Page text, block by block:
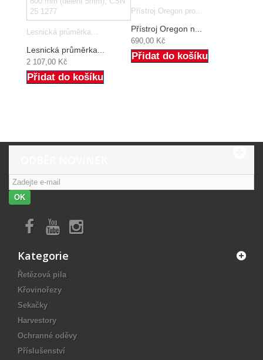
Lesnická průměrka...
Lesnická průměrka...
2 107,00 Kč
Přidat do košíku
Přístroj Oregon pro...
Přístroj Oregon n...
690,00 Kč
Přidat do košíku
OK
Kategorie
Řetězová pila
Křovinořezy
Sekačky
Harvestory
Ochranné oděvy
Příslušenství